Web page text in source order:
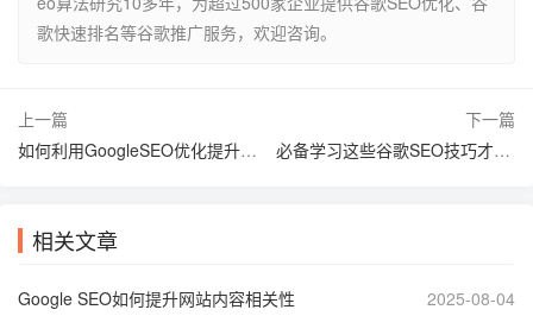
歌快速排名等谷歌推广服务，欢迎咨询。
上一篇
如何利用GoogleSEO优化提升网站曝光度
下一篇
必备学习这些谷歌SEO技巧才能成功
相关文章
Google SEO如何提升网站内容相关性
2025-08-04